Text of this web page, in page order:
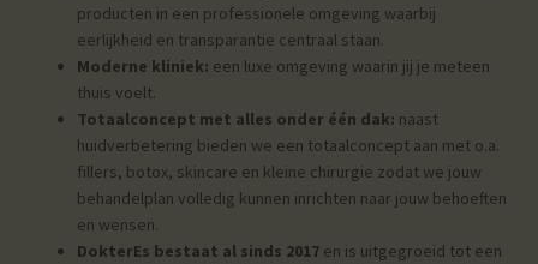
producten in een professionele omgeving waarbij
eerlijkheid en transparantie centraal staan.
Moderne kliniek: een luxe omgeving waarin jij je meteen
thuis voelt.
Totaalconcept met alles onder één dak: naast
huidverbetering bieden we een totaalconcept aan met o.a.
fillers, botox, skincare en kleine chirurgie zodat we jouw
behandelplan volledig kunnen inrichten naar jouw behoeften
en wensen.
DokterEs bestaat al sinds 2017 en is uitgegroeid tot een